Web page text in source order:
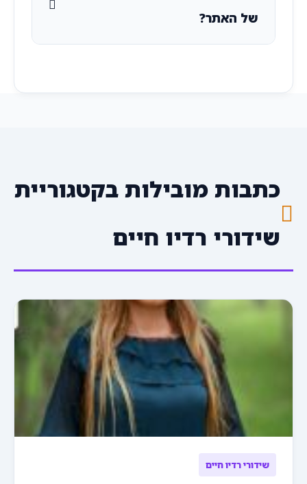
של האתר?
כתבות מובילות בקטגוריית
שידורי רדיו חיים
שידורי רדיו חיים